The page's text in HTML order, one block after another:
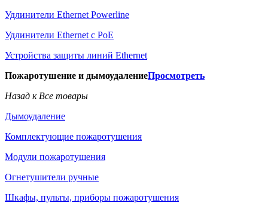
Удлинители Ethernet Powerline
Удлинители Ethernet с PoE
Устройства защиты линий Ethernet
Пожаротушение и дымоудалениеПросмотреть
Назад к Все товары
Дымоудаление
Комплектующие пожаротушения
Модули пожаротушения
Огнетушители ручные
Шкафы, пульты, приборы пожаротушения